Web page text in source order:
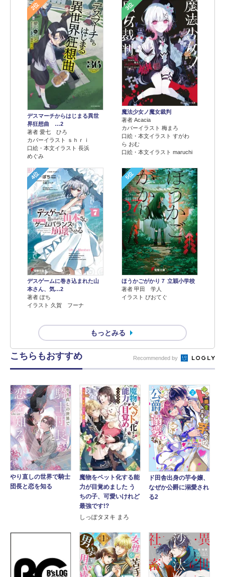
2位
デスマーチからはじまる異世
界狂想曲 …2
著者 愛七 ひろ
カバーイラスト ｓｈｒｉ
口絵・本文イラスト 長浜
めぐみ
3位
魔法少女ノ魔女裁判
著者 Acacia
カバーイラスト 梅まろ
口絵・本文イラスト すがわ
ら おむ
口絵・本文イラスト maruchi
4位
デスゲームに巻き込まれた山
本さん、気…2
著者 ぽち
イラスト 久賀 フーナ
5位
ほうかごがかり７ 立穎小学校
著者 甲田 学人
イラスト ぴおてぐ
もっとみる
こちらもおすすめ Recommended by
やり直しの世界で騎士
団長と恋を知る
魔物をペット化する能
力が目覚めました う
ちの子、可愛いけれど
最強です!?
しっぽタヌキ まろ
ド田舎出身の芋令嬢、
なぜか公爵に溺愛され
る2